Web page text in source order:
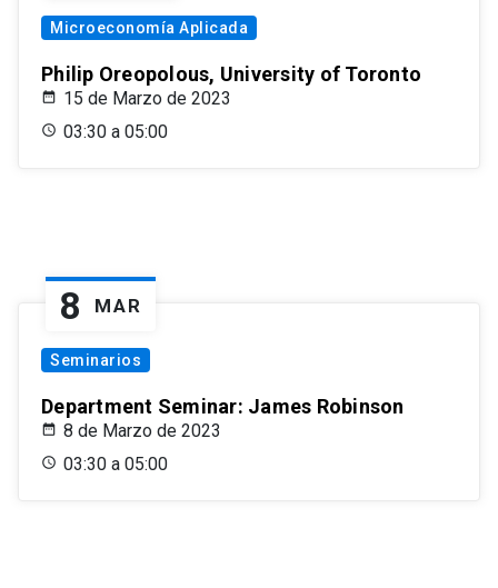
Microeconomía Aplicada
Philip Oreopolous, University of Toronto
15 de Marzo de 2023
03:30 a 05:00
8 MAR
Seminarios
Department Seminar: James Robinson
8 de Marzo de 2023
03:30 a 05:00